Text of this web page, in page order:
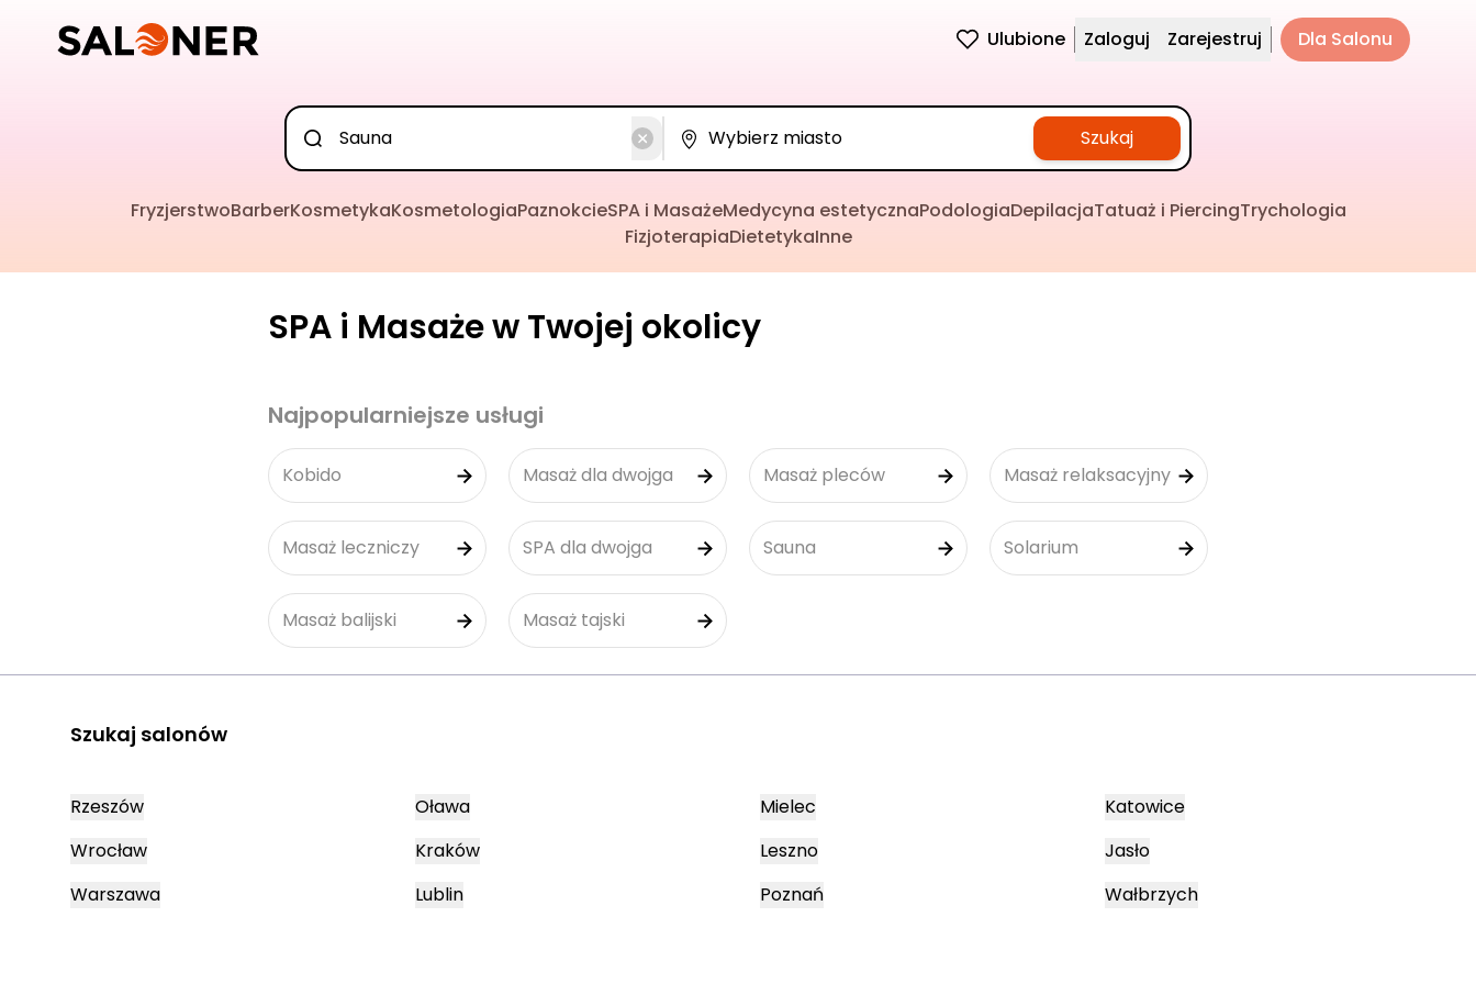
Ulubione Zaloguj Zarejestruj Dla Salonu
Szukaj
FryzjerstwoBarberKosmetykaKosmetologiaPaznokcieSPA i MasażeMedycyna estetycznaPodologiaDepilacjaTatuaż i PiercingTrychologia
FizjoterapiaDietetykaInne
SPA i Masaże w Twojej okolicy
Najpopularniejsze usługi
Kobido Masaż dla dwojga Masaż pleców Masaż relaksacyjny
Masaż leczniczy SPA dla dwojga Sauna Solarium
Masaż balijski Masaż tajski
Szukaj salonów
Rzeszów
Wrocław
Warszawa
Oława
Kraków
Lublin
Mielec
Leszno
Poznań
Katowice
Jasło
Wałbrzych